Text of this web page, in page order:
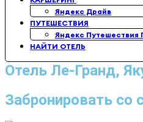
Яндекс Драйв
ПУТЕШЕСТВИЯ
Яндекс Путешествия
НАЙТИ ОТЕЛЬ
Отель Ле-Гранд,
Забронировать со